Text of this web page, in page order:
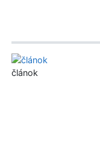
článok